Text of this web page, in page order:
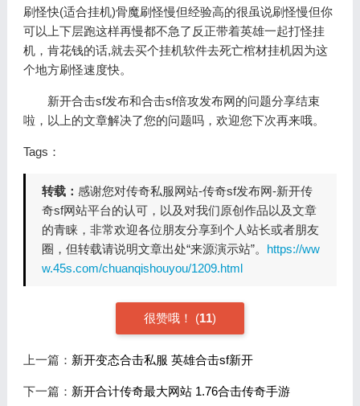
刷怪快(适合挂机)骨魔刷怪慢但经验高的很虽说刷怪慢但你
可以上下层跑这样再慢都不急了反正带着英雄一起打怪挂
机，肯花钱的话,就去买个挂机软件去死亡棺材挂机因为这
个地方刷怪速度快。
新开合击sf发布和合击sf倍攻发布网的问题分享结束
啦，以上的文章解决了您的问题吗，欢迎您下次再来哦。
Tags：
转载： 感谢您对传奇私服网站-传奇sf发布网-新开传
奇sf网站平台的认可，以及对我们原创作品以及文章
的青睐，非常欢迎各位朋友分享到个人站长或者朋友
圈，但转载请说明文章出处“来源演示站”。 https://ww
w.45s.com/chuanqishouyou/1209.html
很赞哦！ (11)
上一篇： 新开变态合击私服 英雄合击sf新开
下一篇： 新开合计传奇最大网站 1.76合击传奇手游